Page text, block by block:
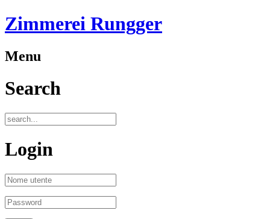
Zimmerei Rungger
Menu
Search
Login